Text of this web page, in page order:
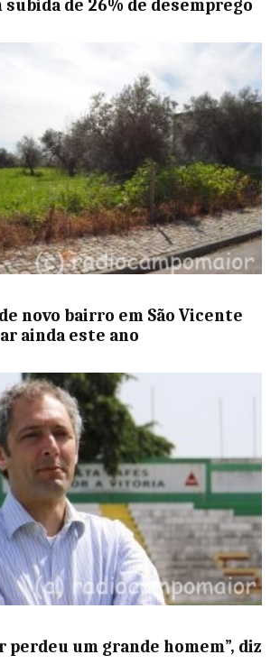
de 26% de desemprego
novo bairro em São Vicente
ainda este ano
perdeu um grande homem”, diz